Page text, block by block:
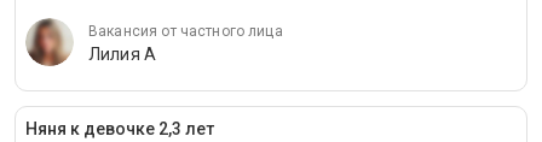
Вакансия от частного лица
Лилия А
Няня к девочке 2,3 лет